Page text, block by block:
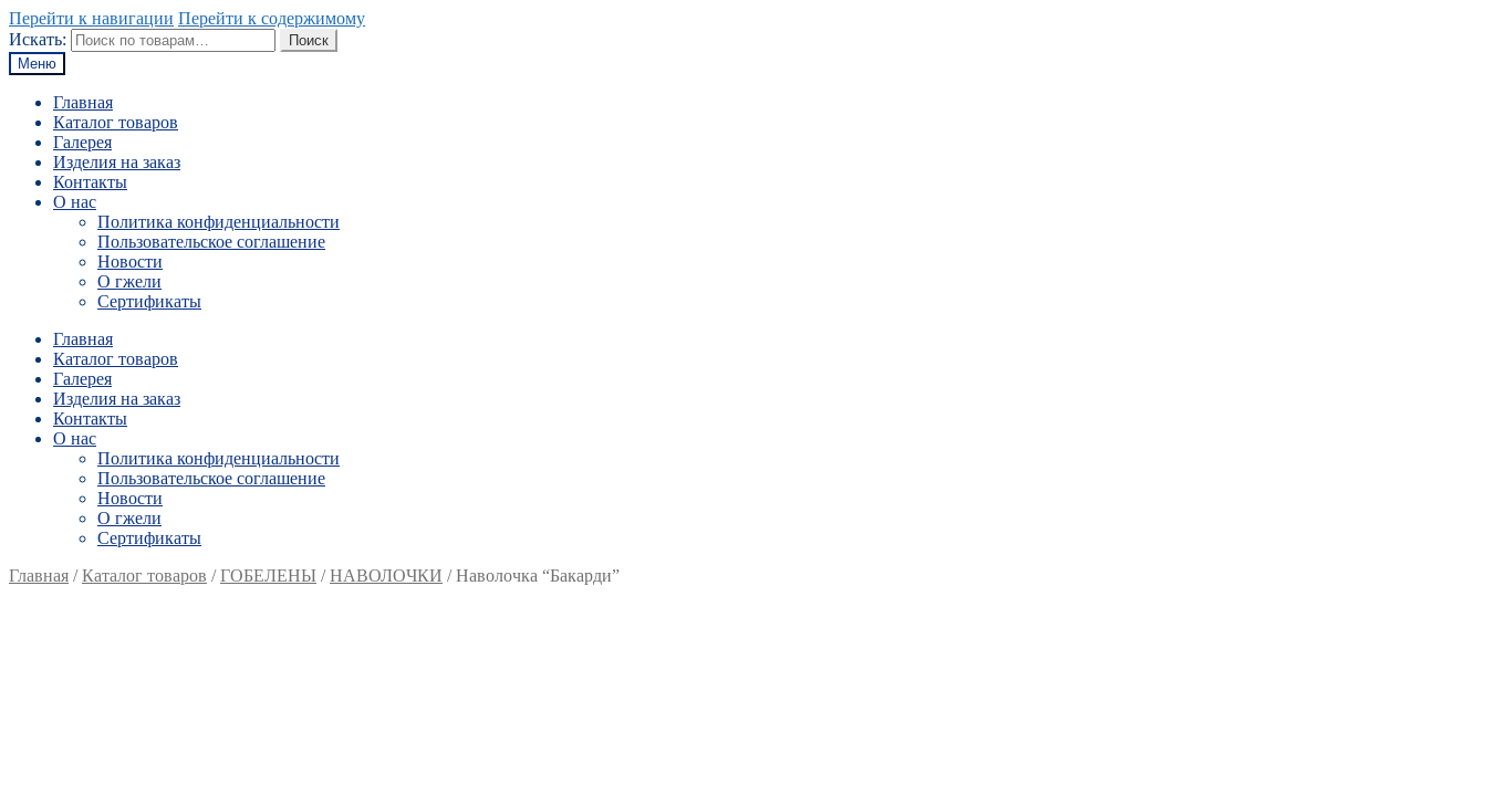
Перейти к навигации Перейти к содержимому
Искать:
Поиск
Меню
Главная
Каталог товаров
Галерея
Изделия на заказ
Контакты
О нас
Политика конфиденциальности
Пользовательское соглашение
Новости
О гжели
Сертификаты
Главная
Каталог товаров
Галерея
Изделия на заказ
Контакты
О нас
Политика конфиденциальности
Пользовательское соглашение
Новости
О гжели
Сертификаты
Главная /Каталог товаров /ГОБЕЛЕНЫ /НАВОЛОЧКИ /Наволочка “Бакарди”